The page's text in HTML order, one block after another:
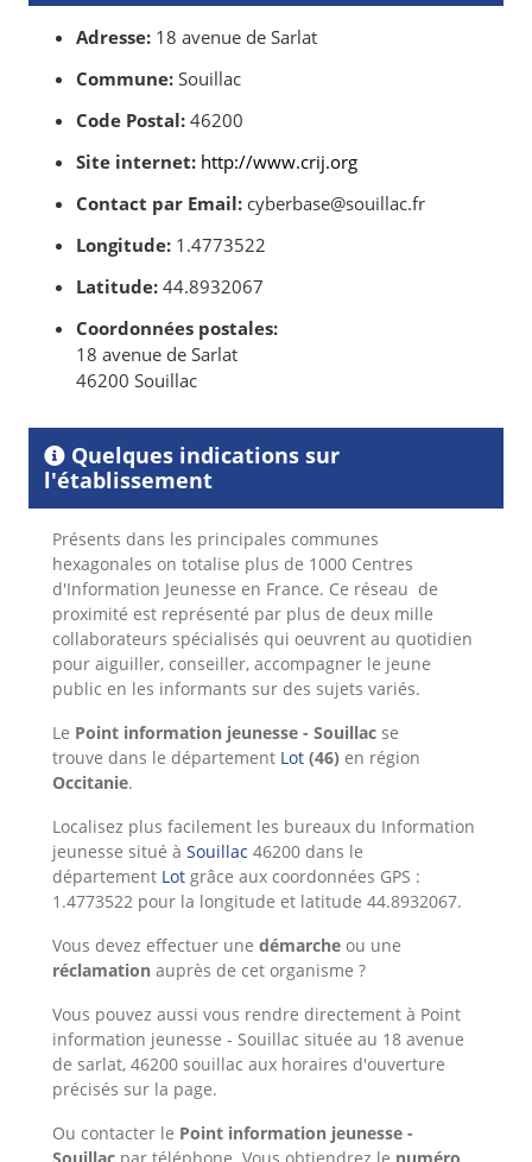
Adresse: 18 avenue de Sarlat
Commune: Souillac
Code Postal: 46200
Site internet: http://www.crij.org
Contact par Email: cyberbase@souillac.fr
Longitude: 1.4773522
Latitude: 44.8932067
Coordonnées postales:
18 avenue de Sarlat
46200 Souillac
Quelques indications sur
l'établissement
Présents dans les principales communes
hexagonales on totalise plus de 1000 Centres
d'Information Jeunesse en France. Ce réseau de
proximité est représenté par plus de deux mille
collaborateurs spécialisés qui oeuvrent au quotidien
pour aiguiller, conseiller, accompagner le jeune
public en les informants sur des sujets variés.
Le Point information jeunesse - Souillac se
trouve dans le département Lot (46) en région
Occitanie.
Localisez plus facilement les bureaux du Information
jeunesse situé à Souillac 46200 dans le
département Lot grâce aux coordonnées GPS :
1.4773522 pour la longitude et latitude 44.8932067.
Vous devez effectuer une démarche ou une
réclamation auprès de cet organisme ?
Vous pouvez aussi vous rendre directement à Point
information jeunesse - Souillac située au 18 avenue
de sarlat, 46200 souillac aux horaires d'ouverture
précisés sur la page.
Ou contacter le Point information jeunesse -